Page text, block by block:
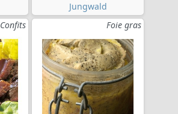
Jungwald
Confits
Foie gras